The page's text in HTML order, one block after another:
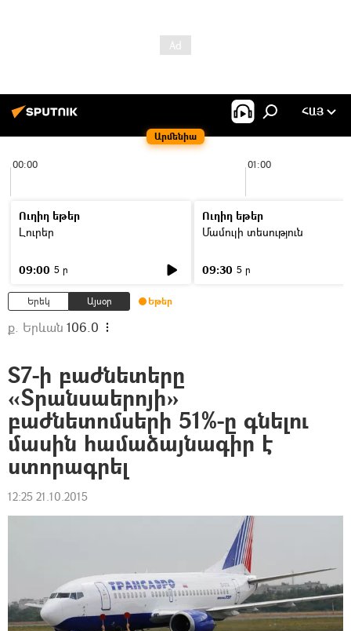
Արմենիա
ՀԱՅ
00:00 01:00
Ուղիղ եթեր
Լուրեր
09:00 5 ր
Ուղիղ եթեր
Մամուլի տեսություն
09:30 5 ր
Երեկ Այսօր Եթեր
ք. Երևան 106.0
S7-ի բաժնետերը
«Տրանսաերոյի»
բաժնետոմսերի 51%-ը գնելու
մասին համաձայնագիր է
ստորագրել
12:25 21.10.2015